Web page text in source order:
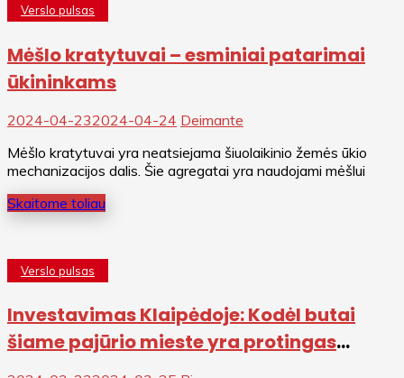
Verslo pulsas
Mėšlo kratytuvai – esminiai patarimai
ūkininkams
2024-04-232024-04-24 Deimante
Mėšlo kratytuvai yra neatsiejama šiuolaikinio žemės ūkio
mechanizacijos dalis. Šie agregatai yra naudojami mėšlui
Skaitome toliau
Verslo pulsas
Investavimas Klaipėdoje: Kodėl butai
šiame pajūrio mieste yra protingas
pasirinkimas?